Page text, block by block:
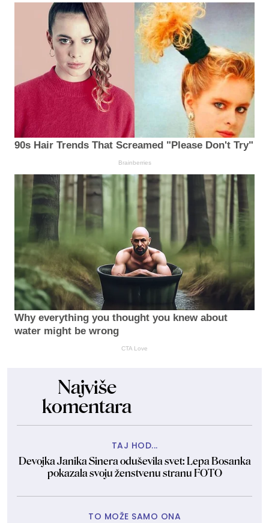
90s Hair Trends That Screamed "Please Don't Try"
Brainberries
Why everything you thought you knew about
water might be wrong
CTA Love
Najviše
komentara
TAJ HOD...
Devojka Janika Sinera oduševila svet: Lepa Bosanka
pokazala svoju ženstvenu stranu FOTO
TO MOŽE SAMO ONA